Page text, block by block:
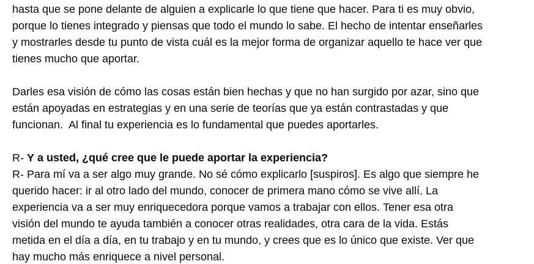
hasta que se pone delante de alguien a explicarle lo que tiene que hacer. Para ti es muy obvio,
porque lo tienes integrado y piensas que todo el mundo lo sabe. El hecho de intentar enseñarles
y mostrarles desde tu punto de vista cuál es la mejor forma de organizar aquello te hace ver que
tienes mucho que aportar.
Darles esa visión de cómo las cosas están bien hechas y que no han surgido por azar, sino que
están apoyadas en estrategias y en una serie de teorías que ya están contrastadas y que
funcionan. Al final tu experiencia es lo fundamental que puedes aportarles.
R- Y a usted, ¿qué cree que le puede aportar la experiencia?
R- Para mí va a ser algo muy grande. No sé cómo explicarlo [suspiros]. Es algo que siempre he
querido hacer: ir al otro lado del mundo, conocer de primera mano cómo se vive allí. La
experiencia va a ser muy enriquecedora porque vamos a trabajar con ellos. Tener esa otra
visión del mundo te ayuda también a conocer otras realidades, otra cara de la vida. Estás
metida en el día a día, en tu trabajo y en tu mundo, y crees que es lo único que existe. Ver que
hay mucho más enriquece a nivel personal.